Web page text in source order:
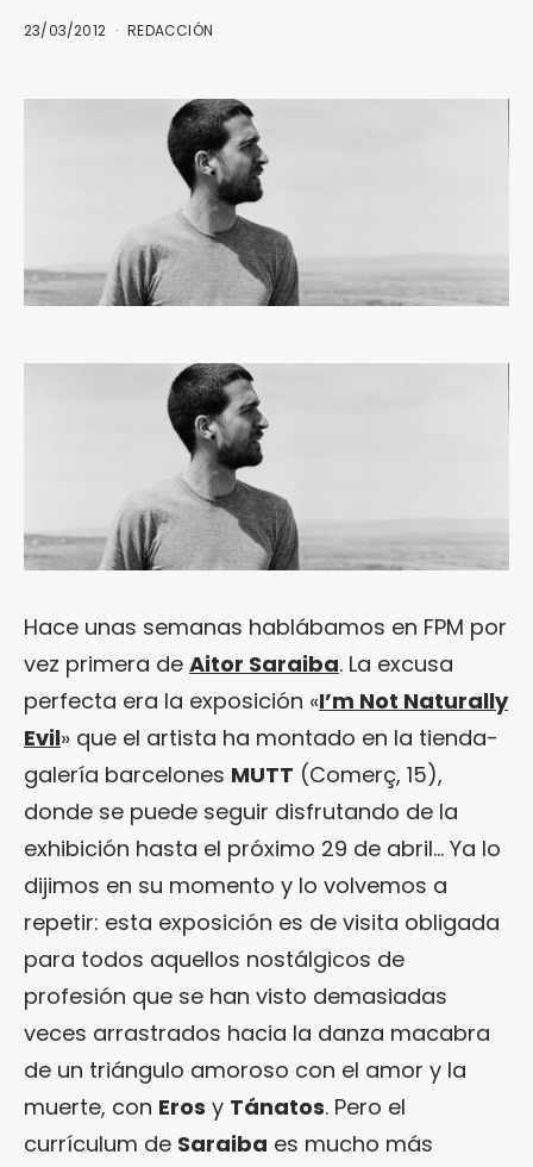
23/03/2012 REDACCIÓN
Hace unas semanas hablábamos en FPM por
vez primera de Aitor Saraiba. La excusa
perfecta era la exposición «I’m Not Naturally
Evil» que el artista ha montado en la tienda-
galería barcelones MUTT (Comerç, 15),
donde se puede seguir disfrutando de la
exhibición hasta el próximo 29 de abril… Ya lo
dijimos en su momento y lo volvemos a
repetir: esta exposición es de visita obligada
para todos aquellos nostálgicos de
profesión que se han visto demasiadas
veces arrastrados hacia la danza macabra
de un triángulo amoroso con el amor y la
muerte, con Eros y Tánatos. Pero el
currículum de Saraiba es mucho más